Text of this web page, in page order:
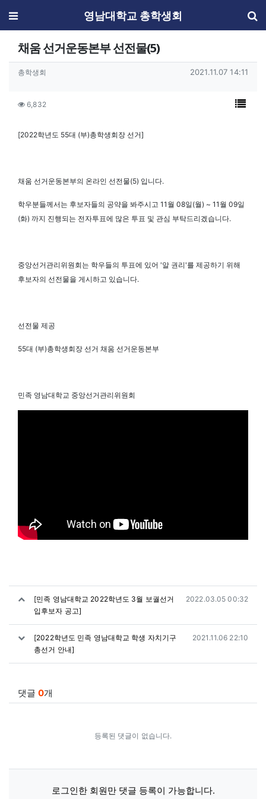
메뉴 영남대학교 총학생회
채움 선거운동본부 선전물(5)
작성자 정보
작성자
총학생회 작성일
2021.11.07 14:11
컨텐츠 정보
조회6,832 목록
본문
[2022학년도 55대 (부)총학생회장 선거]
채움 선거운동본부의 온라인 선전물(5) 입니다.
학우분들께서는 후보자들의 공약을 봐주시고 11월 08일(월) ~ 11월 09일
(화) 까지 진행되는 전자투표에 많은 투표 및 관심 부탁드리겠습니다.
중앙선거관리위원회는 학우들의 투표에 있어 '알 권리'를 제공하기 위해
후보자의 선전물을 게시하고 있습니다.
선전물 제공
55대 (부)총학생회장 선거 채움 선거운동본부
민족 영남대학교 중앙선거관리위원회
관련자료
[민족 영남대학교 2022학년도 3월 보궐선거
입후보자 공고]
작성일
2022.03.05 00:32
[2022학년도 민족 영남대학교 학생 자치기구
총선거 안내]
작성일
2021.11.06 22:10
댓글 0개
등록된 댓글이 없습니다.
로그인한 회원만 댓글 등록이 가능합니다.